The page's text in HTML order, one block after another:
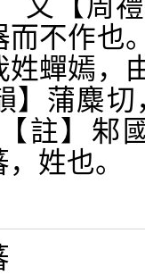
而不作
蟬嫣，
蒲麋切
註】邾
姓也。